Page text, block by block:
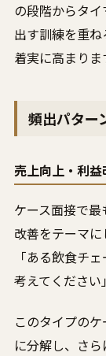
の段階からタ
出す訓練を重
着実に高まりま
頻出パター
売上向上・利
ケース面接で
改善をテーマ
「ある飲食チ
考えてください
このタイプの
に分解し、さ